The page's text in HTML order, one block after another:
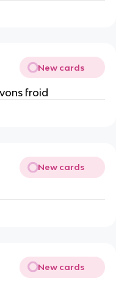
New cards
froid
New cards
New cards